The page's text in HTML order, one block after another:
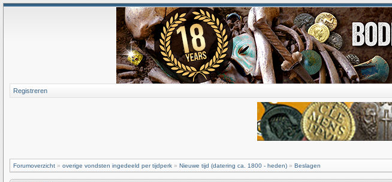
Registreren
Forumoverzicht » overige vondsten ingedeeld per tijdperk » Nieuwe tijd (datering ca. 1800 - heden) » Beslagen